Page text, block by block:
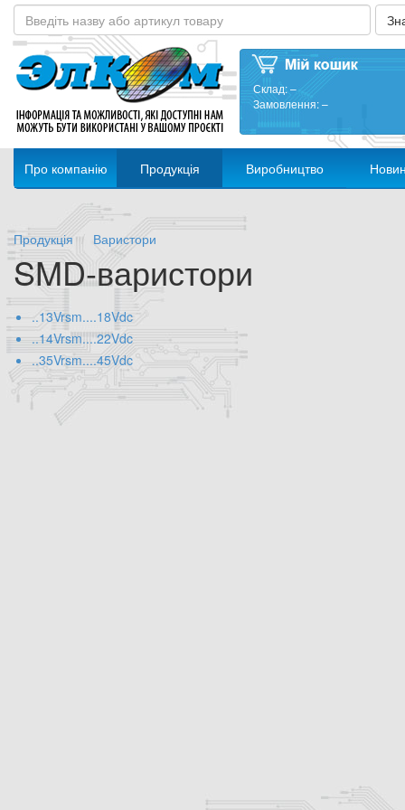
Склад:–
Замовлення:–
Про компанію Продукція Виробництво
Продукція Варистори
SMD-варистори
..13Vrsm....18Vdc
..14Vrsm....22Vdc
..35Vrsm....45Vdc